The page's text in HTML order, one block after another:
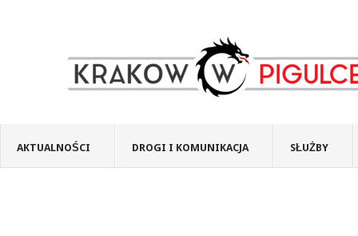
AKTUALNOŚCI DROGI I KOMUNIKACJA SŁUŻBY